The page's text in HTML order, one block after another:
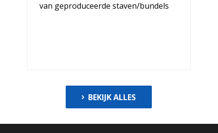
van geproduceerde staven/bundels
BEKIJK ALLES